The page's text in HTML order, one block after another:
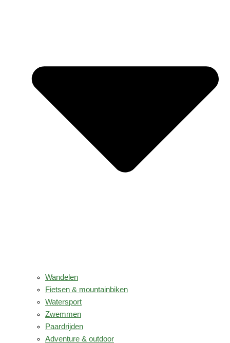
Wandelen
Fietsen & mountainbiken
Watersport
Zwemmen
Paardrijden
Adventure & outdoor